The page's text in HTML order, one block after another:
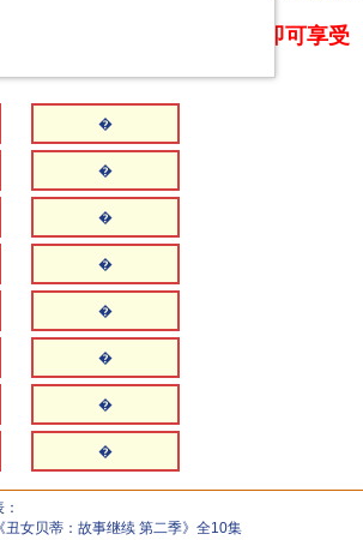
从，将受到致命而恐怖的惩罚。
属下载器：点击下方链接 即可享受
专治迅雷无法下载
�
�
�
�
�
�
�
�
女贝蒂：故事继续 第二季》全10集